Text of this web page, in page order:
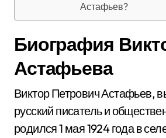
Астафьев?
Биография
Астафьева
Виктор Петрович Астафьев,
русский писатель и
родился 1 мая 1924 года в